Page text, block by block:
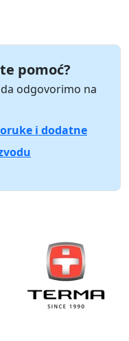
pomoć?
odgovorimo na
i dodatne